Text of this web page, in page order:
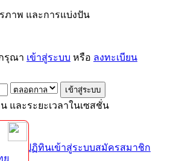
รุณา เข้าสู่ระบบ หรือ ลงทะเบียน
และระยะเวลาในเซสชั่น
ปฏิทินเข้าสู่ระบบสมัครสมาชิก
ย